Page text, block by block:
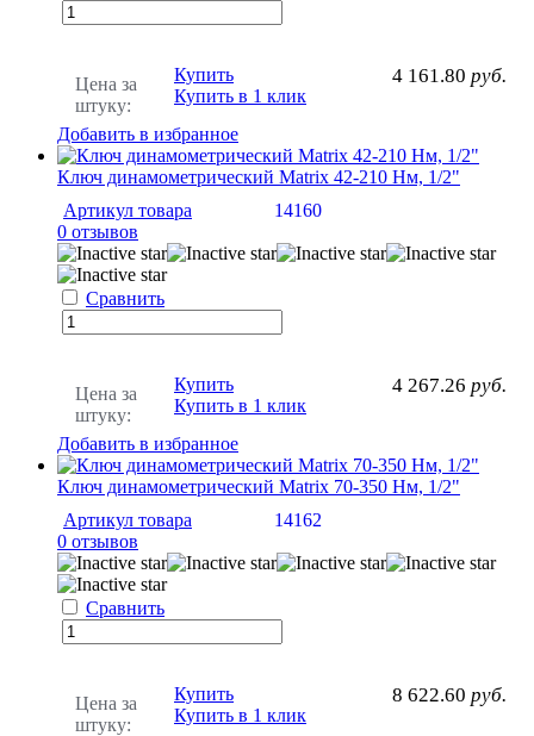
Цена за
штуку:
4 161.80 руб.
Купить
Купить в 1 клик
Добавить в избранное
Ключ динамометрический Matrix 42-210 Нм, 1/2"
Артикул товара
14160
0 отзывов
Сравнить
Цена за
штуку:
4 267.26 руб.
Купить
Купить в 1 клик
Добавить в избранное
Ключ динамометрический Matrix 70-350 Нм, 1/2"
Артикул товара
14162
0 отзывов
Сравнить
Цена за
штуку:
8 622.60 руб.
Купить
Купить в 1 клик